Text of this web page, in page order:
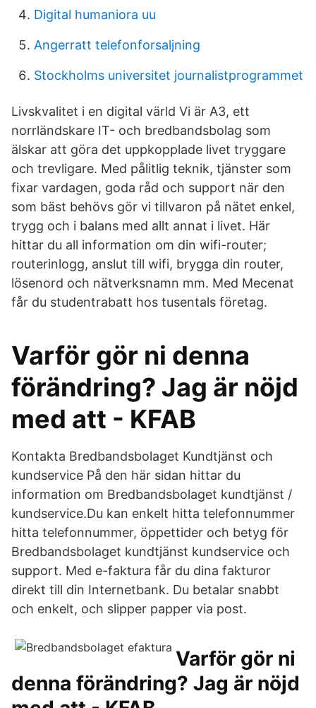
Digital humaniora uu
Angerratt telefonforsaljning
Stockholms universitet journalistprogrammet
Livskvalitet i en digital värld Vi är A3, ett
norrländskare IT- och bredbandsbolag som
älskar att göra det uppkopplade livet tryggare
och trevligare. Med pålitlig teknik, tjänster som
fixar vardagen, goda råd och support när den
som bäst behövs gör vi tillvaron på nätet enkel,
trygg och i balans med allt annat i livet. Här
hittar du all information om din wifi-router;
routerinlogg, anslut till wifi, brygga din router,
lösenord och nätverksnamn mm. Med Mecenat
får du studentrabatt hos tusentals företag.
Varför gör ni denna
förändring? Jag är nöjd
med att - KFAB
Kontakta Bredbandsbolaget Kundtjänst och
kundservice På den här sidan hittar du
information om Bredbandsbolaget kundtjänst /
kundservice.Du kan enkelt hitta telefonnummer
hitta telefonnummer, öppettider och betyg för
Bredbandsbolaget kundtjänst kundservice och
support. Med e-faktura får du dina fakturor
direkt till din Internetbank. Du betalar snabbt
och enkelt, och slipper papper via post.
Varför gör ni
denna förändring? Jag är nöjd